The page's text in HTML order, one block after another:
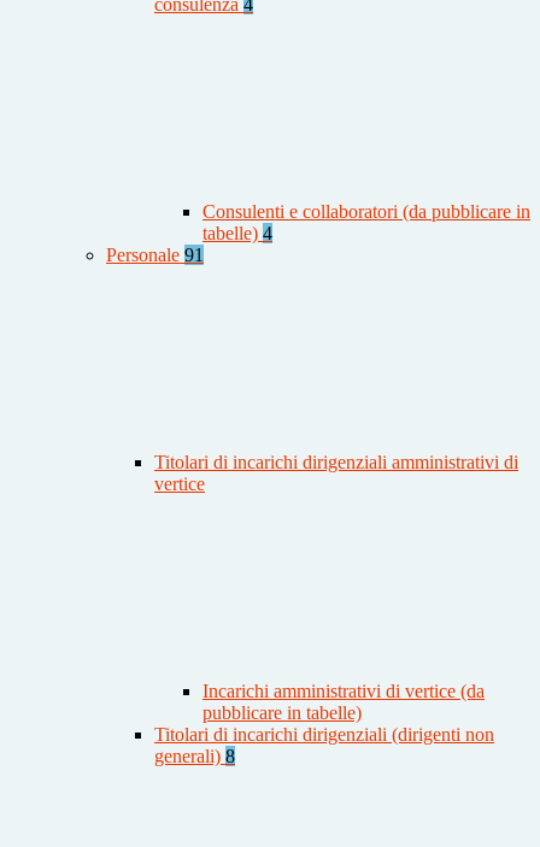
consulenza 4
Consulenti e collaboratori (da pubblicare in
tabelle) 4
Personale 91
Titolari di incarichi dirigenziali amministrativi di
vertice
Incarichi amministrativi di vertice (da
pubblicare in tabelle)
Titolari di incarichi dirigenziali (dirigenti non
generali) 8